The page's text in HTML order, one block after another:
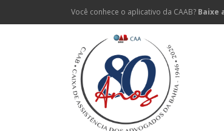
Você conhece o aplicativo da CAAB? Baixe